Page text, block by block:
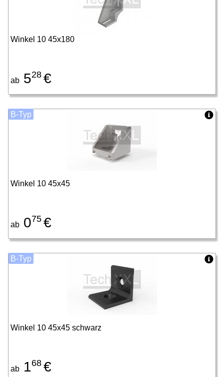
Winkel 10 45x180
ab 528 €
Winkel 10 45x45
ab 075 €
B-Typ
Winkel 10 45x45 schwarz
ab 168 €
B-Typ